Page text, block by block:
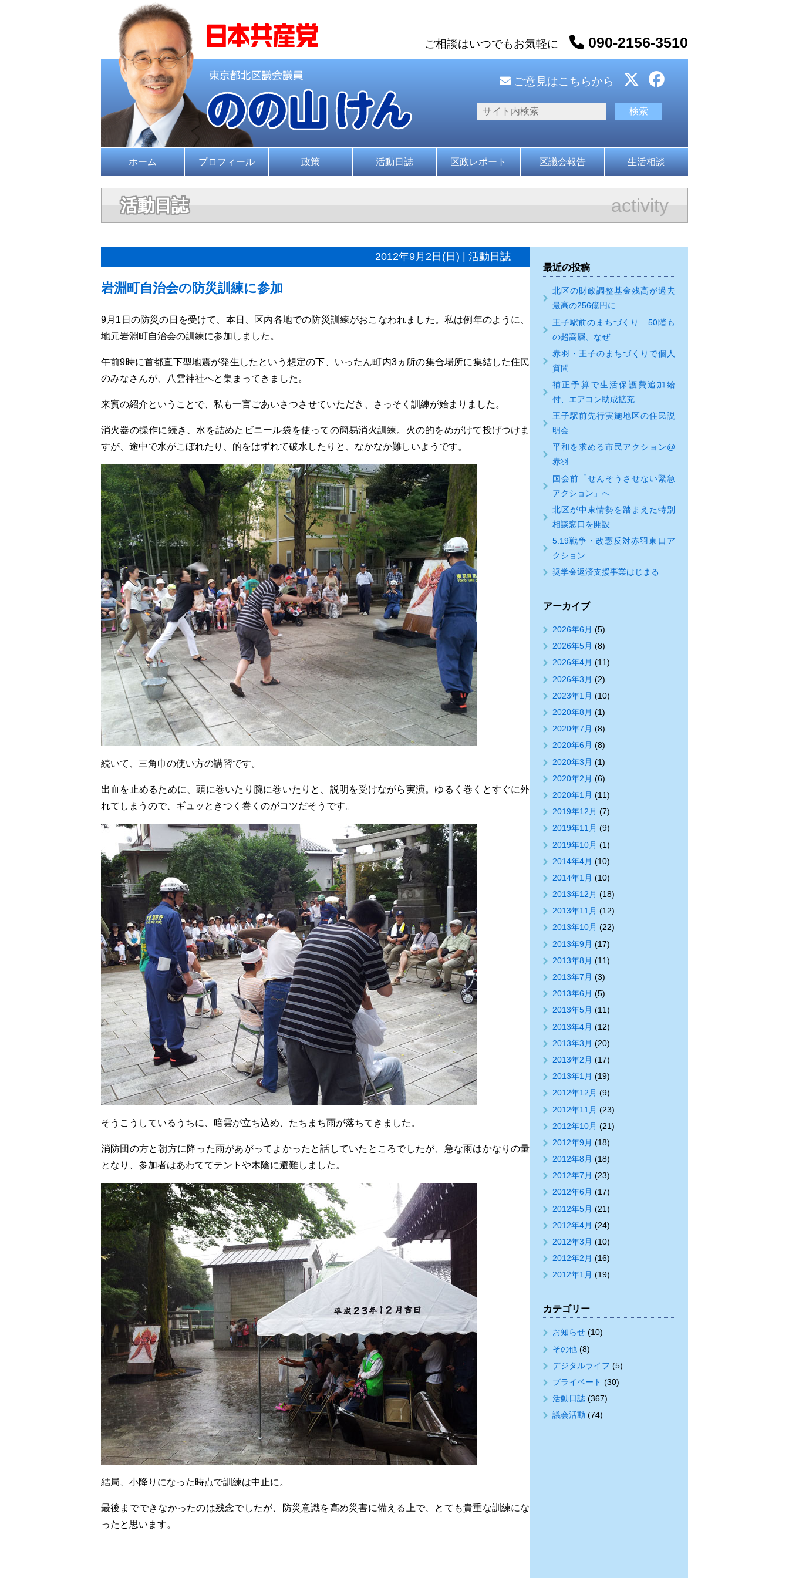
ご相談はいつでもお気軽に 090-2156-3510
ご意見はこちらから
ホーム プロフィール 政策 活動日誌 区政レポート 区議会報告 生活相談
活動日誌 activity
2012年9月2日(日) | 活動日誌
岩淵町自治会の防災訓練に参加
9月1日の防災の日を受けて、本日、区内各地での防災訓練がおこなわれました。私は例年のように、
地元岩淵町自治会の訓練に参加しました。
午前9時に首都直下型地震が発生したという想定の下、いったん町内3ヵ所の集合場所に集結した住民
のみなさんが、八雲神社へと集まってきました。
来賓の紹介ということで、私も一言ごあいさつさせていただき、さっそく訓練が始まりました。
消火器の操作に続き、水を詰めたビニール袋を使っての簡易消火訓練。火の的をめがけて投げつけま
すが、途中で水がこぼれたり、的をはずれて破水したりと、なかなか難しいようです。
続いて、三角巾の使い方の講習です。
出血を止めるために、頭に巻いたり腕に巻いたりと、説明を受けながら実演。ゆるく巻くとすぐに外
れてしまうので、ギュッときつく巻くのがコツだそうです。
そうこうしているうちに、暗雲が立ち込め、たちまち雨が落ちてきました。
消防団の方と朝方に降った雨があがってよかったと話していたところでしたが、急な雨はかなりの量
となり、参加者はあわててテントや木陰に避難しました。
結局、小降りになった時点で訓練は中止に。
最後までできなかったのは残念でしたが、防災意識を高め災害に備える上で、とても貴重な訓練にな
ったと思います。
最近の投稿
北区の財政調整基金残高が過去
最高の256億円に
王子駅前のまちづくり 50階も
の超高層、なぜ
赤羽・王子のまちづくりで個人
質問
補正予算で生活保護費追加給
付、エアコン助成拡充
王子駅前先行実施地区の住民説
明会
平和を求める市民アクション@
赤羽
国会前「せんそうさせない緊急
アクション」へ
北区が中東情勢を踏まえた特別
相談窓口を開設
5.19戦争・改憲反対赤羽東口ア
クション
奨学金返済支援事業はじまる
アーカイブ
2026年6月 (5)
2026年5月 (8)
2026年4月 (11)
2026年3月 (2)
2023年1月 (10)
2020年8月 (1)
2020年7月 (8)
2020年6月 (8)
2020年3月 (1)
2020年2月 (6)
2020年1月 (11)
2019年12月 (7)
2019年11月 (9)
2019年10月 (1)
2014年4月 (10)
2014年1月 (10)
2013年12月 (18)
2013年11月 (12)
2013年10月 (22)
2013年9月 (17)
2013年8月 (11)
2013年7月 (3)
2013年6月 (5)
2013年5月 (11)
2013年4月 (12)
2013年3月 (20)
2013年2月 (17)
2013年1月 (19)
2012年12月 (9)
2012年11月 (23)
2012年10月 (21)
2012年9月 (18)
2012年8月 (18)
2012年7月 (23)
2012年6月 (17)
2012年5月 (21)
2012年4月 (24)
2012年3月 (10)
2012年2月 (16)
2012年1月 (19)
カテゴリー
お知らせ(10)
その他(8)
デジタルライフ (5)
プライベート (30)
活動日誌(367)
議会活動 (74)